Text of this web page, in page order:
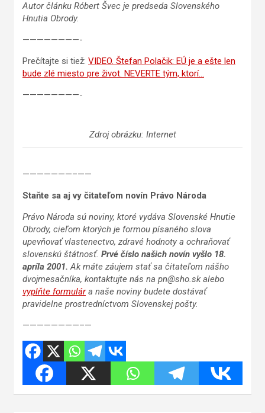
Autor článku Róbert Švec je predseda Slovenského
Hnutia Obrody.
————————-
Prečítajte si tiež: VIDEO. Štefan Polačik: EÚ je a ešte len
bude zlé miesto pre život. NEVERTE tým, ktorí…
————————-
Zdroj obrázku: Internet
———————–——
Staňte sa aj vy čitateľom novín Právo Národa
Právo Národa sú noviny, ktoré vydáva Slovenské Hnutie
Obrody, cieľom ktorých je formou písaného slova
upevňovať vlastenectvo, zdravé hodnoty a ochraňovať
slovenskú štátnosť. Prvé číslo našich novín vyšlo 18.
apríla 2001. Ak máte záujem stať sa čitateľom nášho
dvojmesačníka, kontaktujte nás na pn@sho.sk alebo
vyplňte formulára naše noviny budete dostávať
pravidelne prostredníctvom Slovenskej pošty.
————————–—